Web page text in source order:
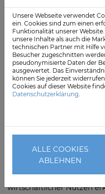
spanischen und
USA eine schrittweise
nicht die gesamte
nur ausgewählte
zugeordnet. Eine
Umgang mit finanziellen
für eine Erfolgsprognose
früh.
Für eine erfolgreiche
regionalen
die Studienautoren
die Ausrichtung an der
Gleichzeitig ist es für das
für Leistungserbringer
wirtschaftlicher Nutzen
Unsere Webseite verwendet
ein. Cookies sind zum einen
Funktionalität unserer
unsere Inhalte als auch die
technischen Partner mit Hilfe
Besucher zugeschnitten
pseudonymisierte Daten der
ausgewertet. Das
können Sie jederzeit
Cookies auf dieser Website
Datenschutzerklärung.
ALLE COOKIES
ABLEHNEN